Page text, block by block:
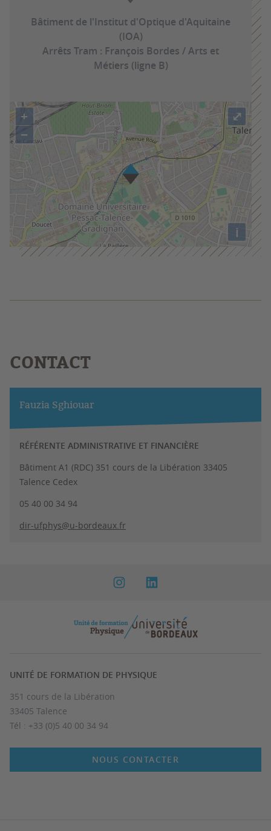
Bâtiment de l'Institut d'Optique d'Aquitaine
(IOA)
Arrêts Tram : François Bordes / Arts et
Métiers (ligne B)
+
−
i
⤢
CONTACT
Fauzia Sghiouar
RÉFÉRENTE ADMINISTRATIVE ET FINANCIÈRE
Bâtiment A1 (RDC) 351 cours de la Libération 33405
Talence Cedex
05 40 00 34 94
dir-ufphys@u-bordeaux.fr
UNITÉ DE FORMATION DE PHYSIQUE
351 cours de la Libération
33405 Talence
Tél : +33 (0)5 40 00 34 94
NOUS CONTACTER